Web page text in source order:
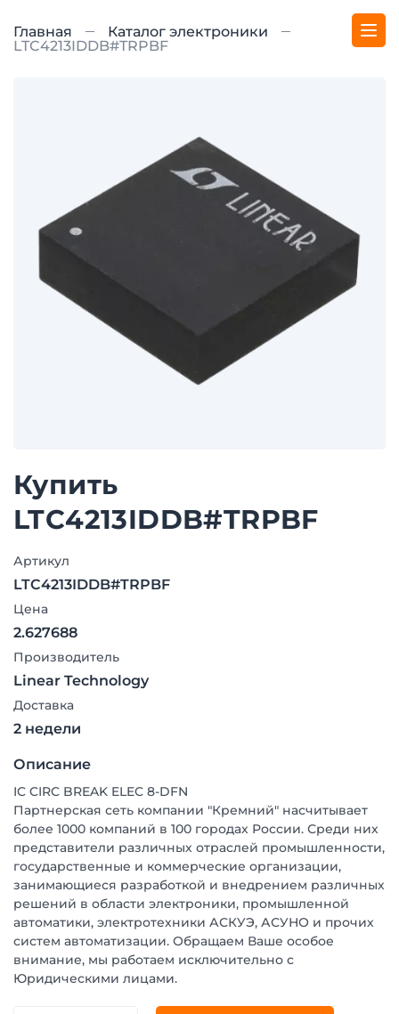
Главная
Каталог электроники
LTC4213IDDB#TRPBF
Купить
LTC4213IDDB#TRPBF
Артикул
LTC4213IDDB#TRPBF
Цена
2.627688
Производитель
Linear Technology
Доставка
2 недели
Описание
IC CIRC BREAK ELEC 8-DFN
Партнерская сеть компании "Кремний" насчитывает
более 1000 компаний в 100 городах России. Среди них
представители различных отраслей промышленности,
государственные и коммерческие организации,
занимающиеся разработкой и внедрением различных
решений в области электроники, промышленной
автоматики, электротехники АСКУЭ, АСУНО и прочих
систем автоматизации. Обращаем Ваше особое
внимание, мы работаем исключительно с
Юридическими лицами.